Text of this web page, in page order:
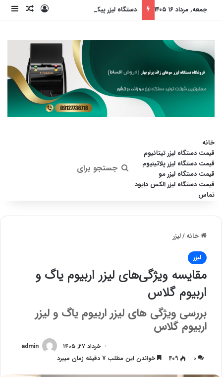
جمعه, مرداد ۱۶ ۱۴۰۵ ورودنوشته
خانه
قیمت دستگاه لیزر تیتانیوم
قیمت دستگاه لیزر پلاتینیوم
قیمت دستگاه لیزر مو
قیمت دستگاه لیزر الکس دایود
تماس
جستجو
خانه/لیزر
لیزر
مقایسه ویژگی‌های لیزر اربیوم یاگ و
اربیوم گلاس
بررسی ویژگی های لیزر اربیوم یاگ و لیزر
اربیوم گلاس
admin
خرداد ۲۷, ۱۴۰۵
۰
409 خواندن این مطلب 7 دقیقه زمان میبرد